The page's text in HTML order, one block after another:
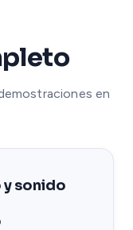
en
y sonido